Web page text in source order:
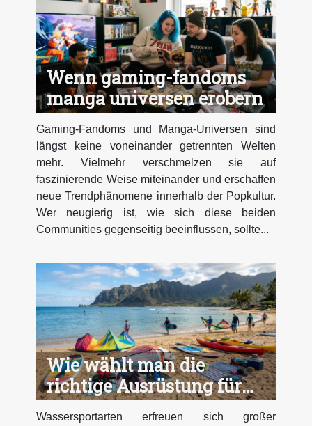
Wenn gaming-fandoms
manga universen erobern
Gaming-Fandoms und Manga-Universen sind
längst keine voneinander getrennten Welten
mehr. Vielmehr verschmelzen sie auf
faszinierende Weise miteinander und erschaffen
neue Trendphänomene innerhalb der Popkultur.
Wer neugierig ist, wie sich diese beiden
Communities gegenseitig beeinflussen, sollte...
Wie wählt man die
richtige Ausrüstung für
Wassersportarten?
Wassersportarten erfreuen sich großer